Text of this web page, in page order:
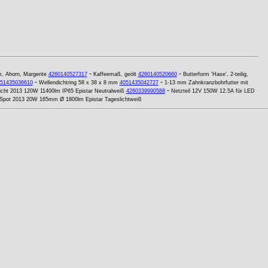
Ahorn, Margerite 4260140527317- Kaffeemaß, geölt 4260140520660- Butterform 'Hase', 2-teilig,
- Wellendichtring 58 x 38 x 8 mm 4051435042727- 1-13 mm Zahnkranzbohrfutter mit
2013 120W 11400lm IP65 Epistar Neutralweiß 4260339990588- Netzteil 12V 150W 12.5A für LED
2013 20W 165mm Ø 1800lm Epistar Tageslichtweiß